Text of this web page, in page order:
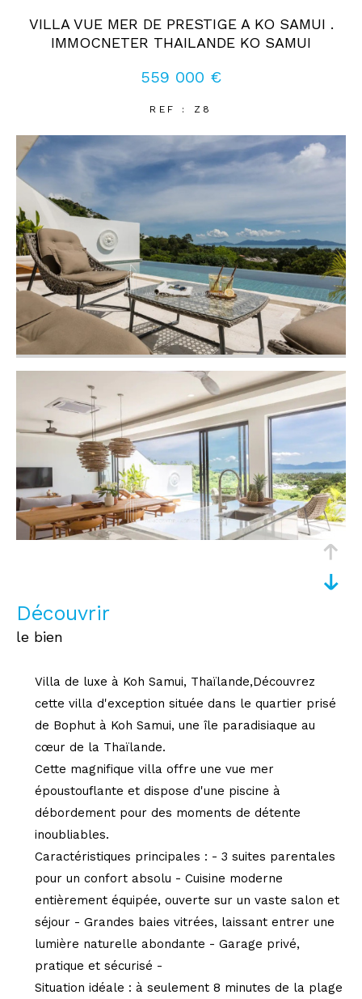
VILLA VUE MER DE PRESTIGE A KO SAMUI .
IMMOCNETER THAILANDE KO SAMUI
559 000 €
REF : Z8
découvrir
le bien
Villa de luxe à Koh Samui, Thaïlande,Découvrez
cette villa d'exception située dans le quartier prisé
de Bophut à Koh Samui, une île paradisiaque au
cœur de la Thaïlande.
Cette magnifique villa offre une vue mer
époustouflante et dispose d'une piscine à
débordement pour des moments de détente
inoubliables.
Caractéristiques principales : - 3 suites parentales
pour un confort absolu - Cuisine moderne
entièrement équipée, ouverte sur un vaste salon et
séjour - Grandes baies vitrées, laissant entrer une
lumière naturelle abondante - Garage privé,
pratique et sécurisé -
Situation idéale : à seulement 8 minutes de la plage
Coups de coeur Exclusivités Nouveautés
RECHERCHER